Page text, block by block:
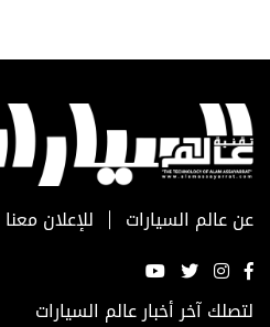
عن عالم السيارات للإعلان معنا
لتصلك آخر أخبار عالم السيارات